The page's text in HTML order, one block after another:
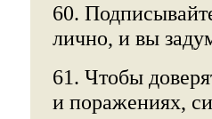
60.
лично, и вы
61. Чтобы
и поражениях,